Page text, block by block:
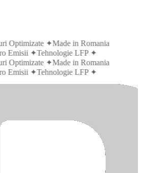
Optimizate ✦Made in Romania
Emisii ✦Tehnologie LFP ✦
Optimizate ✦Made in Romania
Emisii ✦Tehnologie LFP ✦